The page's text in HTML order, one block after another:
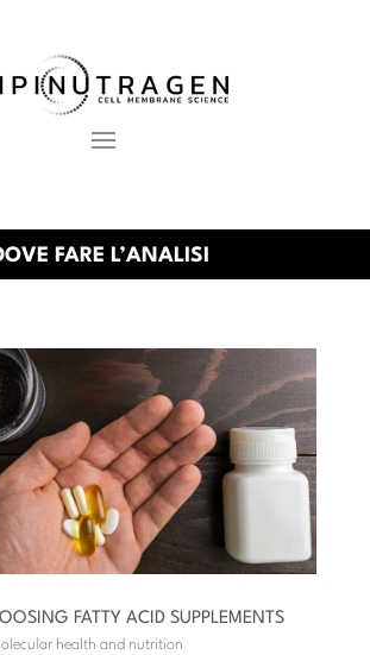
FARE L’ANALISI
FATTY ACID SUPPLEMENTS
health and nutrition